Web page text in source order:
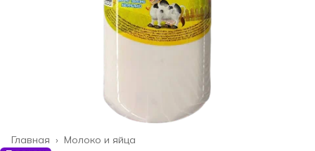
Молоко и яйца
Главная ›